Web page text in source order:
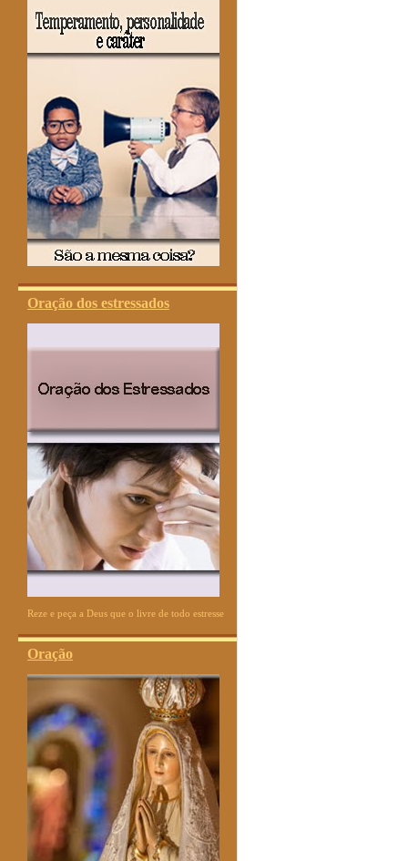
Oração dos estressados
Reze e peça a Deus que o livre de todo estresse
Oração